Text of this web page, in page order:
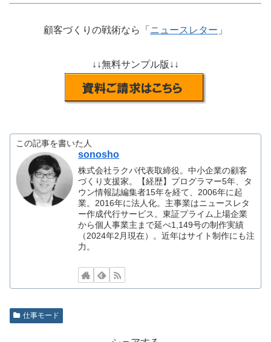
顧客づくりの戦術なら「 ニュースレター 」
↓↓無料サンプル版↓↓
この記事を書いた人
sonosho
株式会社ラクパ代表取締役。中小企業の顧客
づくり支援家。【経歴】プログラマー5年、タ
ウン情報誌編集者15年を経て、2006年に起
業。2016年に法人化。主事業はニュースレタ
ー作成代行サービス。東証プライム上場企業
から個人事業主まで延べ1,149号の制作実績
（2024年2月現在）。近年はサイト制作にも注
力。
仕事モード